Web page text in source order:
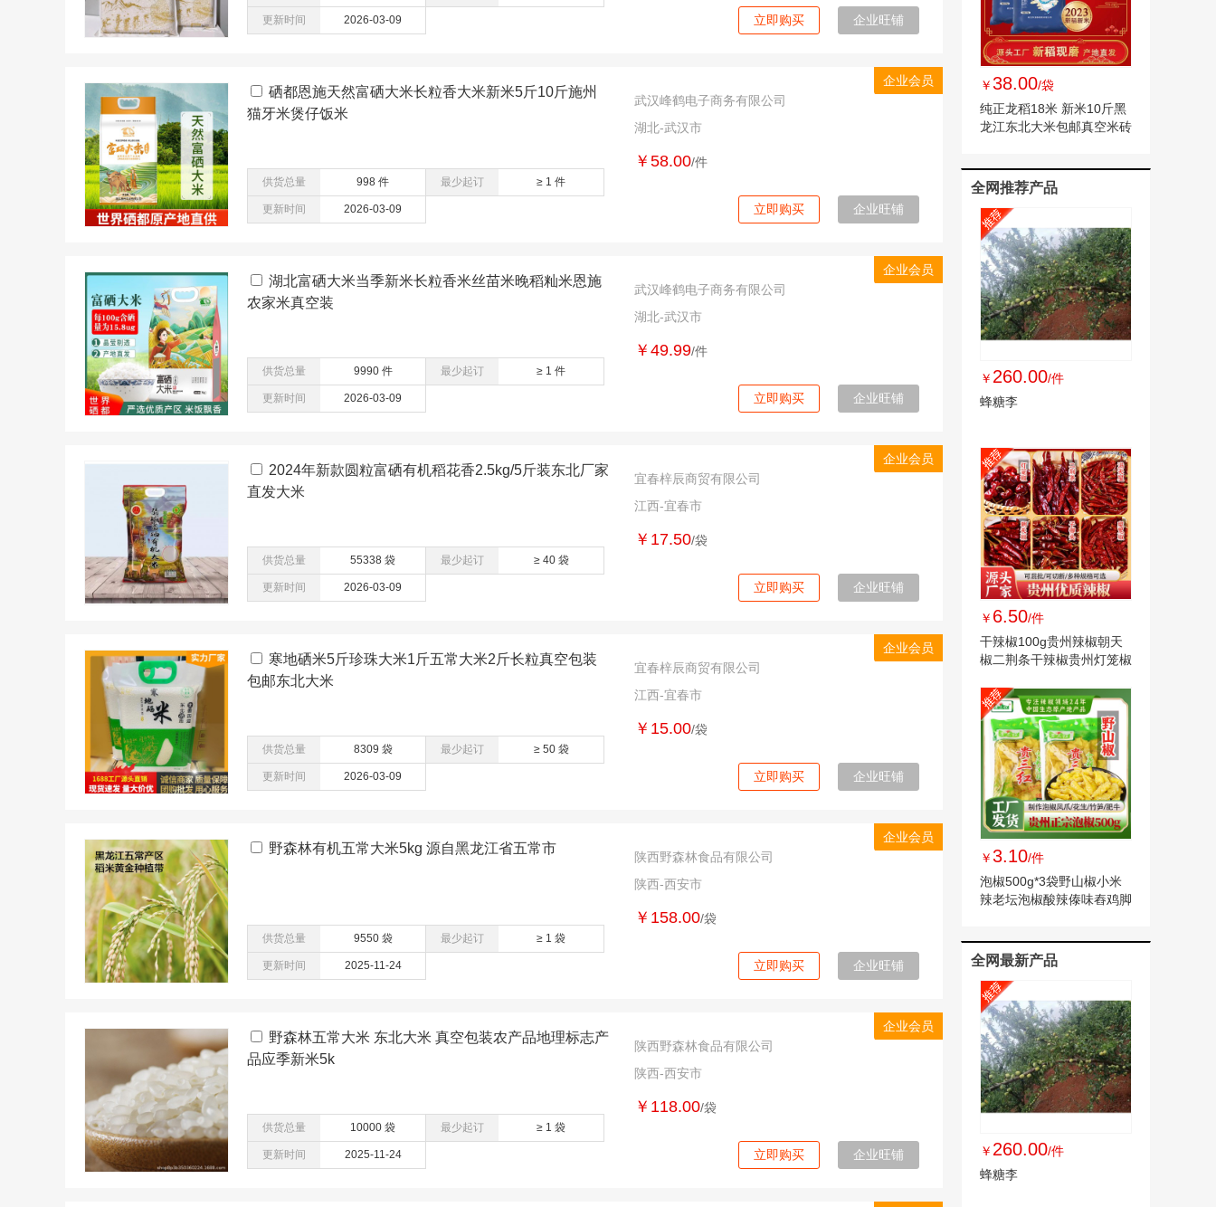
立即购买 企业旺铺
更新时间 2026-03-09
￥58.00/件
硒都恩施天然富硒大米长粒香大米新米5斤10斤施州
猫牙米煲仔饭米
武汉峰鹤电子商务有限公司
湖北-武汉市
企业会员
立即购买 企业旺铺
供货总量 998 件 最少起订 ≥ 1 件
更新时间 2026-03-09
￥49.99/件
湖北富硒大米当季新米长粒香米丝苗米晚稻籼米恩施
农家米真空装
武汉峰鹤电子商务有限公司
湖北-武汉市
企业会员
立即购买 企业旺铺
供货总量 9990 件 最少起订 ≥ 1 件
更新时间 2026-03-09
￥17.50/袋
2024年新款圆粒富硒有机稻花香2.5kg/5斤装东北厂家
直发大米
宜春梓辰商贸有限公司
江西-宜春市
企业会员
立即购买 企业旺铺
供货总量 55338 袋 最少起订 ≥ 40 袋
更新时间 2026-03-09
￥15.00/袋
寒地硒米5斤珍珠大米1斤五常大米2斤长粒真空包装
包邮东北大米
宜春梓辰商贸有限公司
江西-宜春市
企业会员
立即购买 企业旺铺
供货总量 8309 袋 最少起订 ≥ 50 袋
更新时间 2026-03-09
￥158.00/袋
野森林有机五常大米5kg 源自黑龙江省五常市
陕西野森林食品有限公司
陕西-西安市
企业会员
立即购买 企业旺铺
供货总量 9550 袋 最少起订 ≥ 1 袋
更新时间 2025-11-24
￥118.00/袋
野森林五常大米 东北大米 真空包装农产品地理标志产
品应季新米5k
陕西野森林食品有限公司
陕西-西安市
企业会员
立即购买 企业旺铺
供货总量 10000 袋 最少起订 ≥ 1 袋
更新时间 2025-11-24
￥38.00/袋
纯正龙稻18米 新米10斤黑
龙江东北大米包邮真空米砖
全网推荐产品
￥ 260.00/件
蜂糖李
￥ 6.50/件
干辣椒100g贵州辣椒朝天
椒二荆条干辣椒贵州灯笼椒
￥3.10/件
泡椒500g*3袋野山椒小米
辣老坛泡椒酸辣傣味舂鸡脚
全网最新产品
￥ 260.00/件
蜂糖李